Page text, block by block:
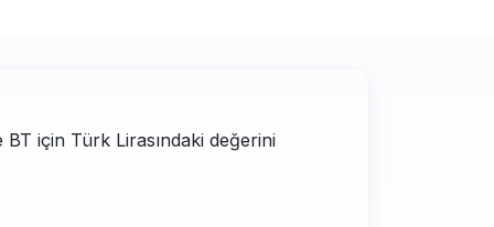
için Türk Lirasındaki değerini